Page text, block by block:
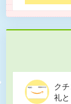
ク
礼